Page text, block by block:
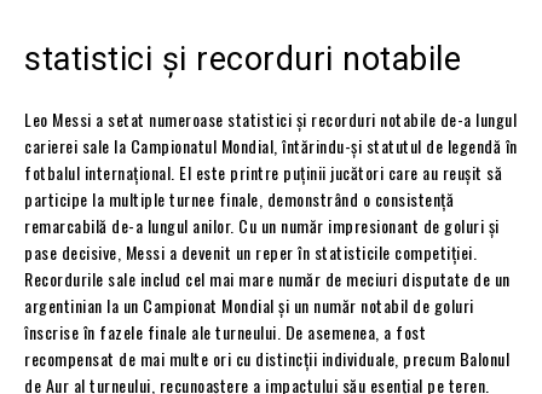
statistici și recorduri notabile
Leo Messi a setat numeroase statistici și recorduri notabile de-a lungul
carierei sale la Campionatul Mondial, întărindu-și statutul de legendă în
fotbalul internațional. El este printre puținii jucători care au reușit să
participe la multiple turnee finale, demonstrând o consistență
remarcabilă de-a lungul anilor. Cu un număr impresionant de goluri și
pase decisive, Messi a devenit un reper în statisticile competiției.
Recordurile sale includ cel mai mare număr de meciuri disputate de un
argentinian la un Campionat Mondial și un număr notabil de goluri
înscrise în fazele finale ale turneului. De asemenea, a fost
recompensat de mai multe ori cu distincții individuale, precum Balonul
de Aur al turneului, recunoaștere a impactului său esențial pe teren.